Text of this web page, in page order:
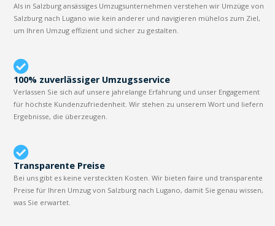
Als in Salzburg ansässiges Umzugsunternehmen verstehen wir Umzüge von
Salzburg nach Lugano wie kein anderer und navigieren mühelos zum Ziel,
um Ihren Umzug effizient und sicher zu gestalten.
100% zuverlässiger Umzugsservice
Verlassen Sie sich auf unsere jahrelange Erfahrung und unser Engagement
für höchste Kundenzufriedenheit. Wir stehen zu unserem Wort und liefern
Ergebnisse, die überzeugen.
Transparente Preise
Bei uns gibt es keine versteckten Kosten. Wir bieten faire und transparente
Preise für Ihren Umzug von Salzburg nach Lugano, damit Sie genau wissen,
was Sie erwartet.